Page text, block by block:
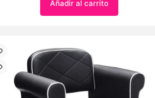
Añadir al carrito